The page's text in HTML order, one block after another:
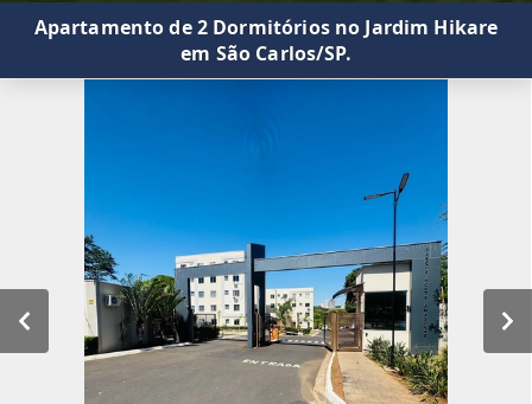
Apartamento de 2 Dormitórios no Jardim Hikare
em São Carlos/SP.